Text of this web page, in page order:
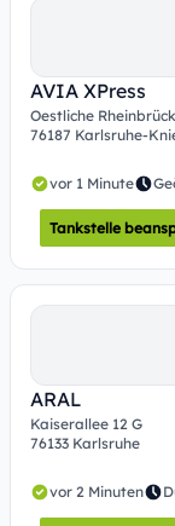
AVIA XPress
Oestliche
76187 Karlsruhe-
vor 1 Minute
Tankstelle
ARAL
Kaiserallee 12 G
76133 Karlsruhe
vor 2 Minuten